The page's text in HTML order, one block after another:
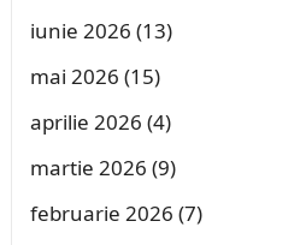
iunie 2026 (13)
mai 2026 (15)
aprilie 2026 (4)
martie 2026 (9)
februarie 2026 (7)